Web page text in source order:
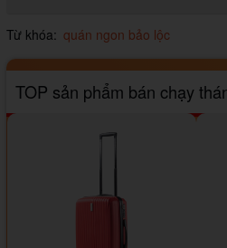
Từ khóa: quán ngon bảo lộc
TOP sản phẩm bán chạy